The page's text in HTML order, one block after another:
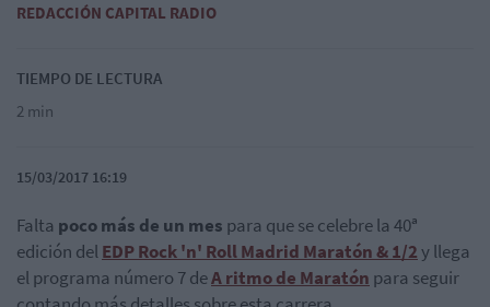
REDACCIÓN CAPITAL RADIO
TIEMPO DE LECTURA
2 min
15/03/2017 16:19
Falta poco más de un mes para que se celebre la 40ª
edición delEDP Rock 'n' Roll Madrid Maratón & 1/2y llega
el programa número 7 deA ritmo de Maratón para seguir